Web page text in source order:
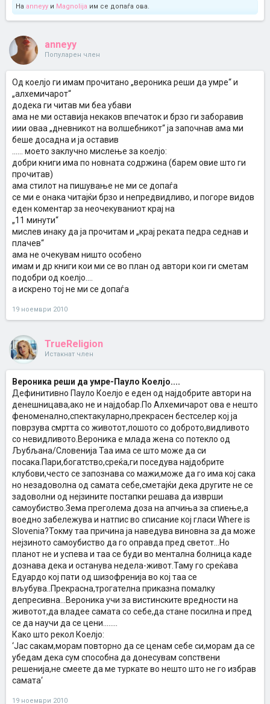
На anneyy и Magnolija им се допаѓа ова.
anneyy
Популарен член
Од коелјо ги имам прочитано „вероника реши да умре“ и
„алхемичарот“
додека ги читав ми беа убави
ама не ми oставија некаков впечаток и брзо ги заборавив
иии оваа „дневникот на волшебникот“ ја започнав ама ми
беше досадна и ја оставив
...... моето заклучно мислење за коелјо:
добри книги има по новната содржина (барем овие што ги
прочитав)
ама стилот на пишување не ми се допаѓа
се ми е онака читајќи брзо и непредвидливо, и погоре видов
еден коментар за неочекуваниот крај на
„11 минути“
мислев инаку да ја прочитам и „крај реката педра седнав и
плачев“
ама не очекувам ништо особено
имам и др книги кои ми се во план од автори кои ги сметам
подобри од коелјо....
а искрено тој не ми се допаѓа
19 ноември 2010
TrueReligion
Истакнат член
Вероника реши да умре-Пауло Коелјо....
Дефинитивно Пауло Коелјо е еден од најдобрите автори на
денешницава,ако не и најдобар.По Алхемичарот ова е нешто
феноменално,спектакуларно,прекрасен бестселер кој ја
поврзува смртта со животот,лошото со доброто,видливото
со невидливото.Вероника е млада жена со потекло од
Љубљана/Словенија Таа има се што може да си
посака.Пари,богатство,среќа,ги поседува најдобрите
клубови,често се запознава со мажи,може да го има кој сака
но незадоволна од самата себе,сметајќи дека другите не се
задоволни од нејзините постапки решава да изврши
самоубиство.Зема преголема доза на апчиња за спиење,а
воедно забележува и натпис во списание кој гласи Where is
Slovenia?Токму таа причина ја наведува виновна за да може
нејзиното самоубиство да го оправда пред светот...Но
планот не и успева и таа се буди во ментална болница каде
дознава дека и останува недела-живот.Таму го среќава
Едуардо кој пати од шизофрeнија во кој таа се
вљубува..Прекрасна,трогателна приказна помалку
депресивна...Вероника учи за вистинските вредности на
животот,да владее самата со себe,да стане посилна и пред
се да научи да се цени........
Како што рекол Коелјо:
‘Јас сакам,морам повторно да се ценам себе си,морам да се
убедам дека сум способна да донесувам сопствени
решенија,не смеете да ме туркате во нешто што не го избрав
самата‘
19 ноември 2010